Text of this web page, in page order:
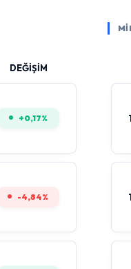
DEĞİŞİM
+0,17%
-4,84%